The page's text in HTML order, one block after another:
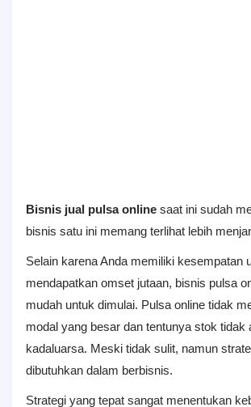
Bisnis jual pulsa online saat ini sudah
bisnis satu ini memang terlihat lebih
Selain karena Anda memiliki kesempatan
mendapatkan omset jutaan, bisnis pulsa
mudah untuk dimulai. Pulsa online tidak
modal yang besar dan tentunya stok tidak
kadaluarsa. Meski tidak sulit, namun
dibutuhkan dalam berbisnis.
Strategi yang tepat sangat menentukan